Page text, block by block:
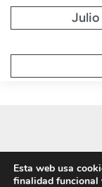
Julio
Esta web usa
finalidad funcional